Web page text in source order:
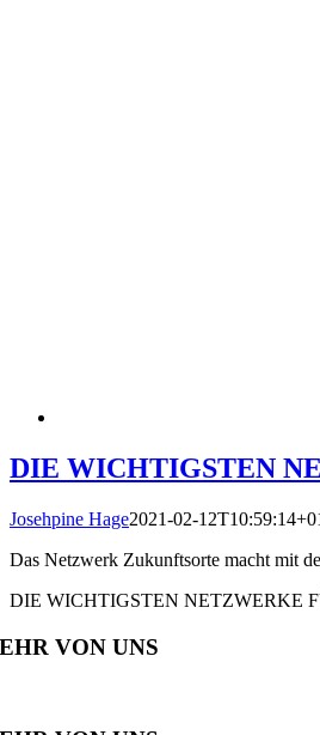
DIE WICHTIGSTEN
Josehpine Hage2021-02-
Das Netzwerk Zukunftsorte macht mit
DIE WICHTIGSTEN NETZWERKE
VON UNS